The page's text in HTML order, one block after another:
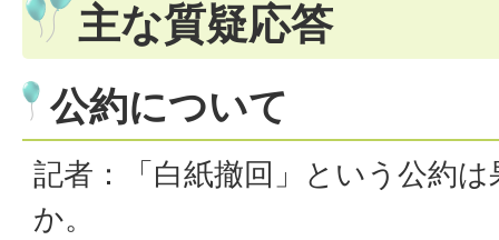
主な質疑応答
公約について
記者：「白紙撤回」という公約
か。